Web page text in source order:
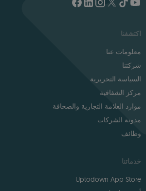
اكتشفنا
معلومات عنا
شركتنا
السياسة التحريرية
مركز الشفافية
موارد العلامة التجارية والصحافة
مدونة الشركات
وظائف
خدماتنا
Uptodown App Store